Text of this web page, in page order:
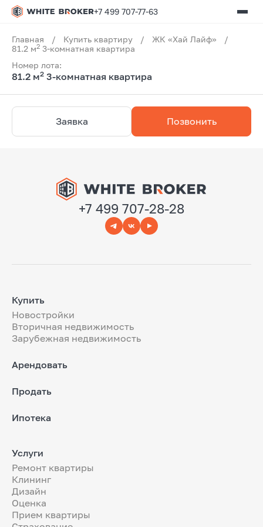
+7 499 707-77-63
Главная / Купить квартиру / ЖК «Хай Лайф»
/
81.2 м2 3-комнатная квартира
Номер лота:
81.2 м2 3-комнатная квартира
Заявка Позвонить
+7 499 707-28-28
Купить
Новостройки
Вторичная недвижимость
Зарубежная недвижимость
Арендовать
Продать
Ипотека
Услуги
Ремонт квартиры
Клининг
Дизайн
Оценка
Прием квартиры